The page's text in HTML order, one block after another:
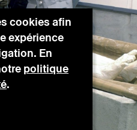
cookies afin
expérience
En
politique
.